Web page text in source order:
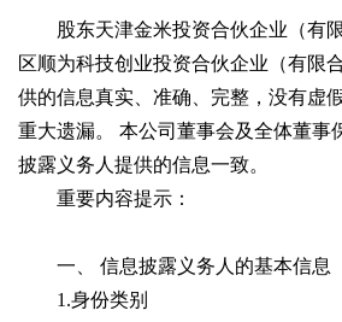
股东天津金米投资合伙企业（有限
区顺为科技创业投资合伙企业（有限
供的信息真实、准确、完整，没有虚
重大遗漏。 本公司董事会及全体董事
披露义务人提供的信息一致。
重要内容提示：
一、 信息披露义务人的基本信息
1.身份类别